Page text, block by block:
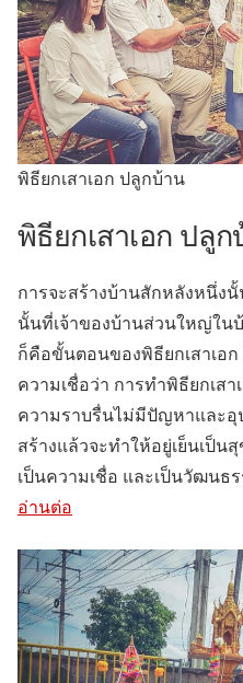
พิธียกเสาเอก ปลูกบ้าน
พิธียกเสาเอก ปลู
การจะสร้างบ้านสักหลังหนึ่
นั้นที่เจ้าของบ้านส่วนใหญ่ใน
ก็คือขั้นตอนของพิธียกเสาเอ
ความเชื่อว่า การทำพิธียกเส
ความราบรื่นไม่มีปัญหาและอุ
สร้างแล้วจะทำให้อยู่เย็นเป็น
เป็นความเชื่อ และเป็นวัฒน
อ่านต่อ